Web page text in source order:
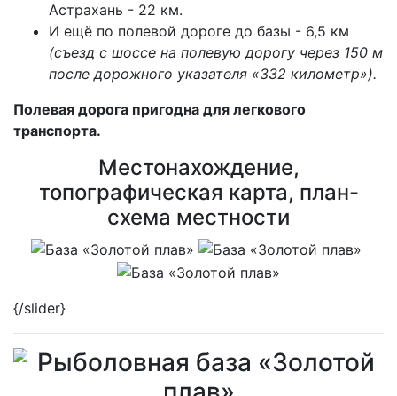
Астрахань - 22 км.
И ещё по полевой дороге до базы - 6,5 км
(съезд с шоссе на полевую дорогу через 150 м
после дорожного указателя «332 километр»).
Полевая дорога пригодна для легкового
транспорта.
Местонахождение,
топографическая карта, план-
схема местности
{/slider}